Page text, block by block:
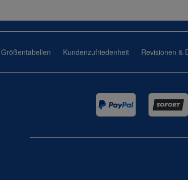
Größentabellen Kundenzufriedenheit Revisionen &